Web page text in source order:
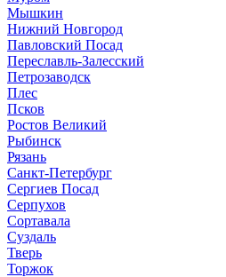
Мышкин
Нижний Новгород
Павловский Посад
Переславль-Залесский
Петрозаводск
Плес
Псков
Ростов Великий
Рыбинск
Рязань
Санкт-Петербург
Сергиев Посад
Серпухов
Сортавала
Суздаль
Тверь
Торжок